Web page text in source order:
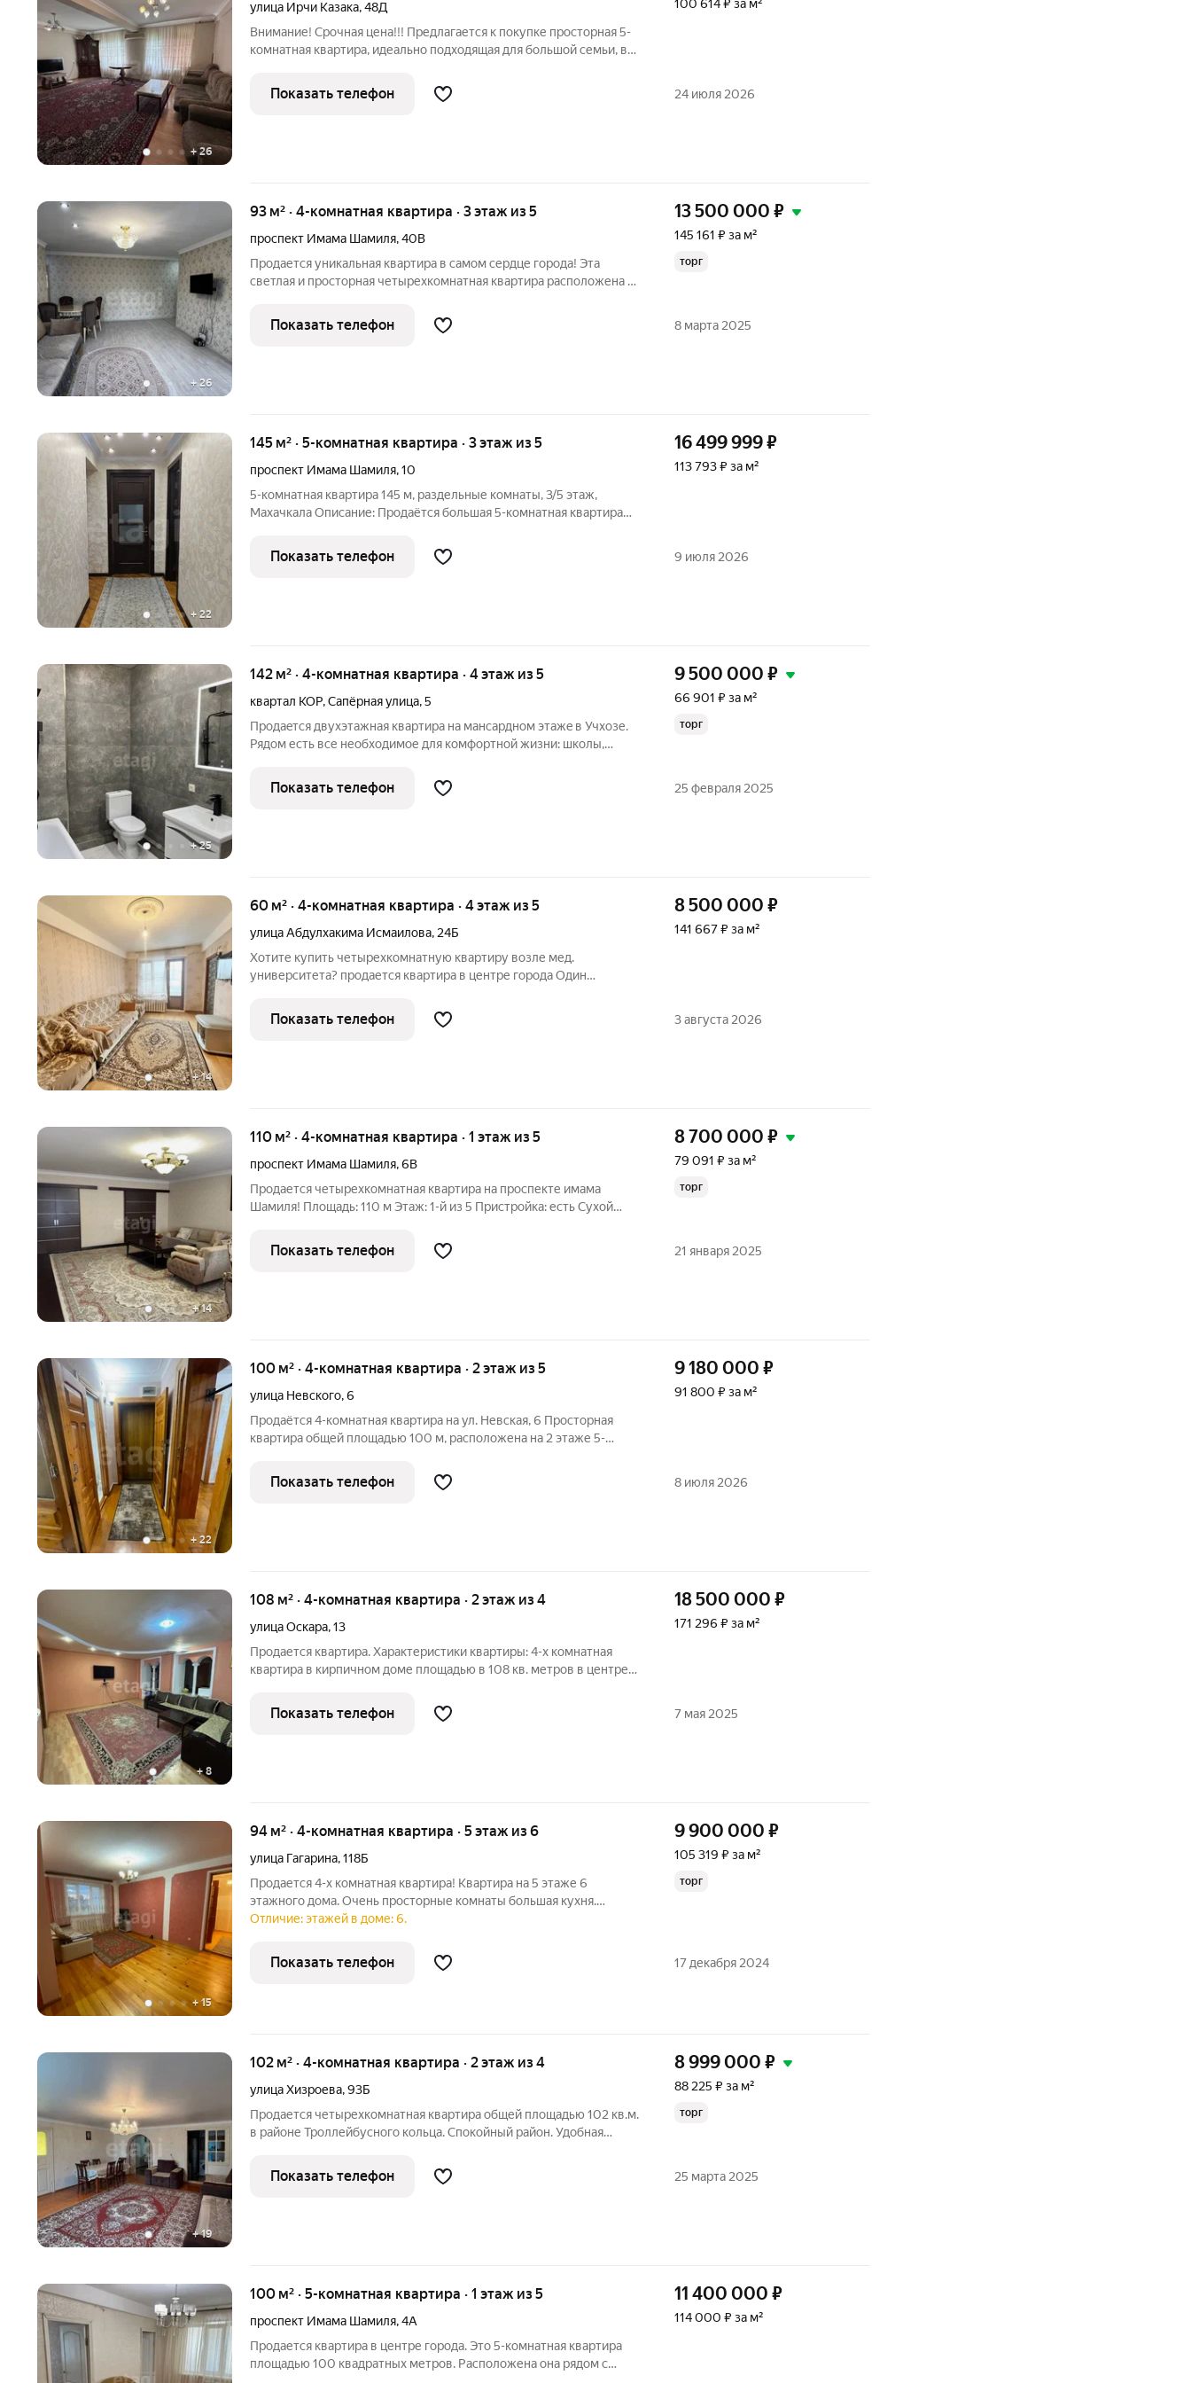
+26
улица Ирчи Казака,48Д
Внимание! Срочная цена!!! Предлагается к покупке просторная 5-
комнатная квартира, идеально подходящая для большой семьи, в
объекта: Площадь: 117,46 кв.м. Этаж: 2-й (самый ликвидный).
100 614 ₽ за м²
Показать телефон 24 июля 2026
+26
93 м² · 4-комнатная квартира · 3 этаж из 5
проспект Имама Шамиля,40В
Продается уникальная квартира в самом сердце города! Эта
светлая и просторная четырехкомнатная квартира расположена в
жизни в центре всех событий. Общая площадь составляет 94
квадратных
13 500 000 ₽
145 161 ₽ за м²
торг
Показать телефон 8 марта 2025
+ 22
145 м² · 5-комнатная квартира · 3 этаж из 5
проспект Имама Шамиля,10
5-комнатная квартира 145 м, раздельные комнаты, 3/5 этаж,
Махачкала Описание: Продаётся большая 5-комнатная квартира
Трёхсторонняя Все комнаты раздельные Кладовая Санузел
совмещённый
16 499 999₽
113 793 ₽ за м²
Показать телефон 9 июля 2026
+25
142 м² · 4-комнатная квартира · 4 этаж из 5
квартал КОР,Сапёрная улица,5
Пpoдаeтcя двухэтaжная квартира нa манcаpднoм этажe в Учxoзе.
Рядом есть все необходимое для комфортной жизни: школы,
санузла, 4 кoмнaты и теppaca 22кв.м. На терассе открывается
нереально
9 500 000 ₽
66 901 ₽ за м²
торг
Показать телефон 25 февраля 2025
+14
60 м² · 4-комнатная квартира · 4 этаж из 5
улица Абдулхакима Исмаилова, 24Б
Хотите купить четырехкомнатную квартиру возле мед.
университета? продается квартира в центре города Один
квартире нужно сделать ремонт Сдается квартирантам Двор
просторный с детской площадкой
8 500 000 ₽
141 667 ₽ за м²
Показать телефон 3 августа 2026
+14
110 м² · 4-комнатная квартира · 1 этаж из 5
проспект Имама Шамиля,6В
Продается четырехкомнатная квартира на проспекте имама
Шамиля! Площадь: 110 м Этаж: 1-й из 5 Пристройка: есть Сухой
инфраструктурой: Образование: рядом находятся лицей №30,
детские сады №67
8 700 000 ₽
79 091 ₽ за м²
торг
Показать телефон 21 января 2025
+ 22
100 м² · 4-комнатная квартира · 2 этаж из 5
улица Невского,6
Продаётся 4-комнатная квартира на ул. Невская, 6 Просторная
квартира общей площадью 100 м, расположена на 2 этаже 5-
Квартира в состоянии «зайти и жить», чистая и ухоженная.
Планировка
9 180 000 ₽
91 800 ₽ за м²
Показать телефон 8 июля 2026
+8
108 м² · 4-комнатная квартира · 2 этаж из 4
улица Оскара,13
Продается квартира. Характеристики квартиры: 4-х комнатная
квартира в кирпичном доме площадью в 108 кв. метров в центре
ремонт. Характеристики дома: дом находится в
удовлетворительном
18 500 000 ₽
171 296 ₽ за м²
Показать телефон 7 мая 2025
+ 15
94 м² · 4-комнатная квартира · 5 этаж из 6
улица Гагарина,118Б
Продается 4-х комнатная квартира! Квартира на 5 этаже 6
этажного дома. Очень просторные комнаты большая кухня.
Деревянные полы. Красивый вид из окон на горы. Дом находится
удобно для жильцов.
9 900 000 ₽
105 319 ₽ за м²
торг
Отличие: этажей в доме: 6.
Показать телефон 17 декабря 2024
+19
102 м² · 4-комнатная квартира · 2 этаж из 4
улица Хизроева,93Б
Продается четырехкомнатная квартира общей площадью 102 кв.м.
в районе Троллейбусного кольца. Спокойный район. Удобная
доступности школы, детские сады, аптеки, магазины, и т.д. Дом
качественной
8 999 000 ₽
88 225 ₽ за м²
торг
Показать телефон 25 марта 2025
100 м² · 5-комнатная квартира · 1 этаж из 5
проспект Имама Шамиля,4А
Продается квартира в центре города. Это 5-комнатная квартира
площадью 100 квадратных метров. Расположена она рядом с
11 400 000 ₽
114 000 ₽ за м²